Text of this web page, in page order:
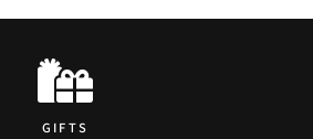
GIFTS